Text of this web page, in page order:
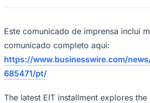
Guia Comercial
Portal Educacional
Agenda de Vestibulares
Vagas de Emprego
Concursos
Panorama Econômico
Este comunicado de imprensa inclui
comunicado completo aqui:
https://www.businesswire.com/
685471/pt/
The latest EIT installment explores the